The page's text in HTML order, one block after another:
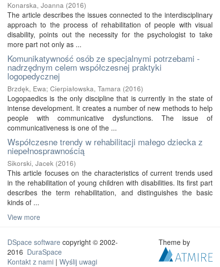
Konarska, Joanna (2016)
The article describes the issues connected to the interdisciplinary
approach to the process of rehabilitation of people with visual
disability, points out the necessity for the psychologist to take
more part not only as ...
Komunikatywność osób ze specjalnymi potrzebami -
nadrzędnym celem współczesnej praktyki
logopedycznej
Brzdęk, Ewa; Cierpiałowska, Tamara (2016)
Logopaedics is the only discipline that is currently in the state of
intense development. It creates a number of new methods to help
people with communicative dysfunctions. The issue of
communicativeness is one of the ...
Współczesne trendy w rehabilitacji małego dziecka z
niepełnosprawnością
Sikorski, Jacek (2016)
This article focuses on the characteristics of current trends used
in the rehabilitation of young children with disabilities. Its first part
describes the term rehabilitation, and distinguishes the basic
kinds of ...
View more
DSpace software copyright © 2002-
2016 DuraSpace
Kontakt z nami | Wyślij uwagi
Theme by